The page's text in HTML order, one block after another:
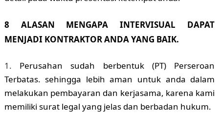
8 ALASAN MENGAPA INTERVISUAL DAPAT
MENJADI KONTRAKTOR ANDA YANG BAIK.
Perusahan sudah berbentuk (PT) Perseroan
Terbatas. sehingga lebih aman untuk anda dalam
melakukan pembayaran dan kerjasama, karena kami
memiliki surat legal yang jelas dan berbadan hukum.